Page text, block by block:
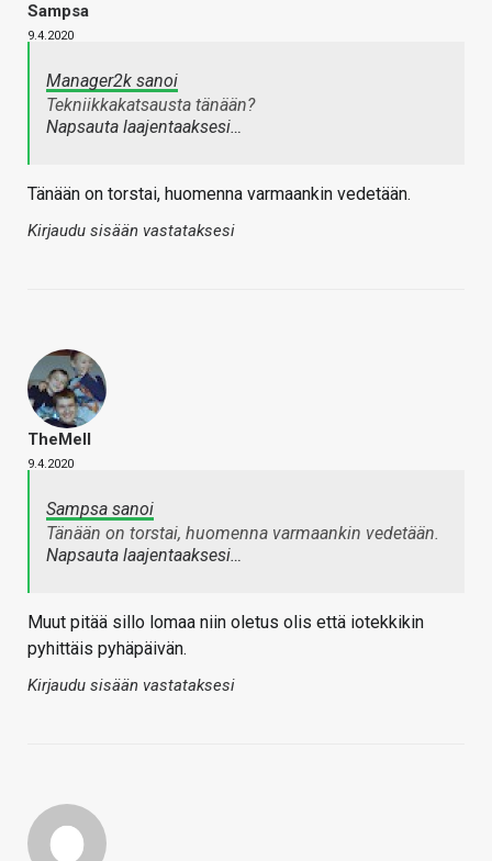
Sampsa
9.4.2020
Manager2k sanoi
Tekniikkakatsausta tänään?
Napsauta laajentaaksesi…
Tänään on torstai, huomenna varmaankin vedetään.
Kirjaudu sisään vastataksesi
TheMeII
9.4.2020
Sampsa sanoi
Tänään on torstai, huomenna varmaankin vedetään.
Napsauta laajentaaksesi…
Muut pitää sillo lomaa niin oletus olis että iotekkikin
pyhittäis pyhäpäivän.
Kirjaudu sisään vastataksesi